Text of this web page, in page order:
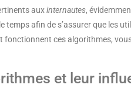
auxinternautes,
temps afin de s’assurer que les
fonctionnent ces algorithmes,
et leur